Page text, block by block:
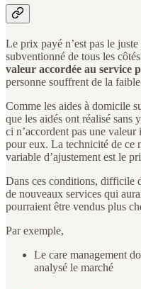
Le prix payé n’est pas le
subventionné de tous les
valeur accordée au service
personne souffrent de la
Comme les aides à domicile
que les aidés ont réalisé sans
ci n’accordent pas une
pour eux. La technicité de ce
variable d’ajustement est le
Dans ces conditions, difficile
de nouveaux services qui
pourraient être vendus plus
Par exemple,
Le care management
analysé le marché